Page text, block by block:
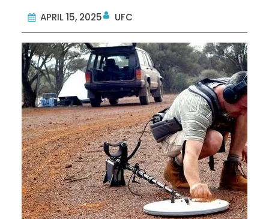
APRIL 15, 2025 UFC